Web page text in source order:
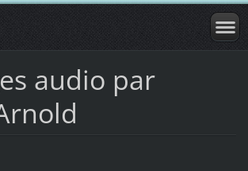
audio par